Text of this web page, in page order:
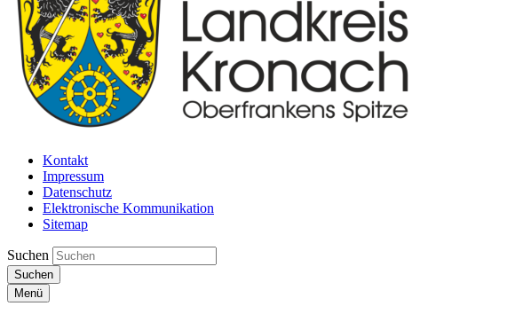
Kontakt
Impressum
Datenschutz
Elektronische Kommunikation
Sitemap
Suchen
Suchen
Menü